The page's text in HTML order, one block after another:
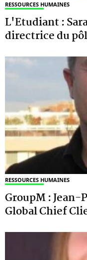
RESSOURCES HUMAINES
L'Etudiant :
directrice du
RESSOURCES HUMAINES
GroupM :
Global Chief